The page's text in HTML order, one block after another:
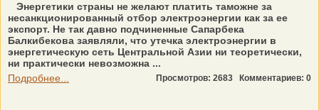
Энергетики страны не желают платить таможне за
несанкционированный отбор электроэнергии как за ее
экспорт. Не так давно подчиненные Сапарбека
Балкибекова заявляли, что утечка электроэнергии в
энергетическую сеть Центральной Азии ни теоретически,
ни практически невозможна ...
Подробнее...
Просмотров: 2683 Комментариев: 0